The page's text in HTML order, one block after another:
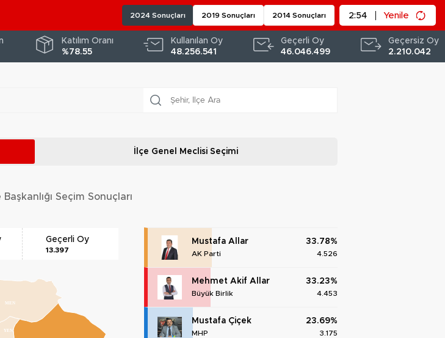
2024 Sonuçları 2019 Sonuçları 2014 Sonuçları 2:53 Yenile
Katılım Oranı
%78.55
Kullanılan Oy
48.256.541
Geçerli Oy
46.046.499
Geçersiz Oy
2.210.042
İlçe Genel MeclisiSeçimi
Seçim Sonuçları
Geçerli Oy
13.397
MEN
YEN
Mustafa Allar
AK Parti
33.78%
4.526
Mehmet Akif Allar
Büyük Birlik
33.23%
4.453
Mustafa Çiçek
MHP
23.69%
3.175